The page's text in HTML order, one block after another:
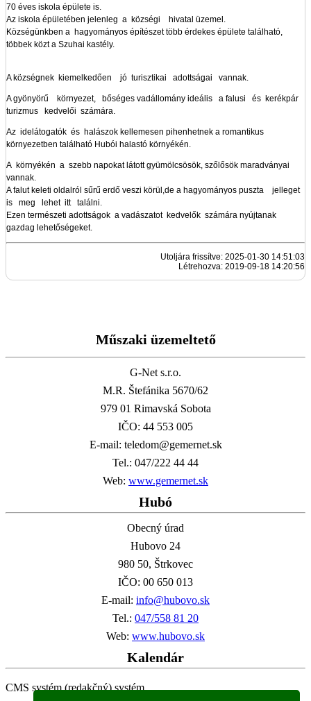
70 éves iskola épülete is.
Az iskola épületében jelenleg a községi hivatal üzemel.
Községünkben a hagyományos építészet több érdekes épülete található,
többek közt a Szuhai kastély.
A községnek kiemelkedően jó turisztikai adottságai vannak.
A gyönyörű környezet, bőséges vadállomány ideális a falusi és kerékpár
turizmus kedvelői számára.
Az idelátogatók és halászok kellemesen pihenhetnek a romantikus
környezetben található Hubói halastó környékén.
A környékén a szebb napokat látott gyümölcsösök, szőlősök maradványai
vannak.
A falut keleti oldalról sűrű erdő veszi körül,de a hagyományos puszta jelleget
is meg lehet itt találni.
Ezen természeti adottságok a vadászatot kedvelők számára nyújtanak
gazdag lehetőségeket.
Utoljára frissítve: 2025-01-30 14:51:03
Létrehozva: 2019-09-18 14:20:56
Műszaki üzemeltető
G-Net s.r.o.
M.R. Štefánika 5670/62
979 01 Rimavská Sobota
IČO: 44 553 005
E-mail: teledom@gemernet.sk
Tel.: 047/222 44 44
Web: www.gemernet.sk
Hubó
Obecný úrad
Hubovo 24
980 50, Štrkovec
IČO: 00 650 013
E-mail: info@hubovo.sk
Tel.: 047/558 81 20
Web: www.hubovo.sk
Kalendár
CMS systém (redakčný) systémG-Net s.r.o. @2019